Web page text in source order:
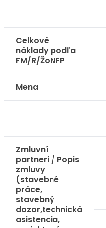
Celkové
náklady podľa
FM/R/ŽoNFP
Mena
Zmluvní
partneri / Popis
zmluvy
(stavebné
práce,
stavebný
dozor,technická
asistencia,